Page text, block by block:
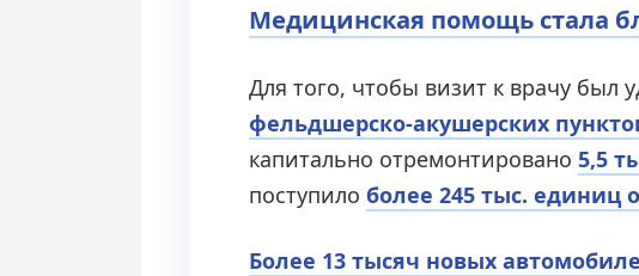
Медицинская помощь стала
Для того, чтобы визит к врачу был
фельдшерско-акушерских
капитально отремонтировано 5,5
поступило более 245 тыс. единиц
Более 13 тысяч новых